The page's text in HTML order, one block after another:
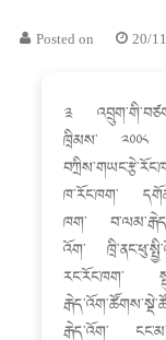
Posted on 20/
༉
ཁྲིམས་ ༢༠༠༨
ཁ་རོང་ཁག་
ཁག་
འོག་
རང་རོང་ཁག་
རྒེད་འོག་